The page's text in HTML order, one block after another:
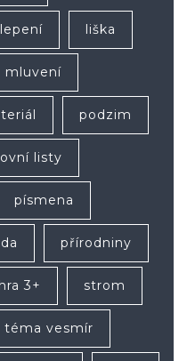
lepení liška
mluvení
podzim
listy
písmena
přírodniny
3+ strom
téma vesmír